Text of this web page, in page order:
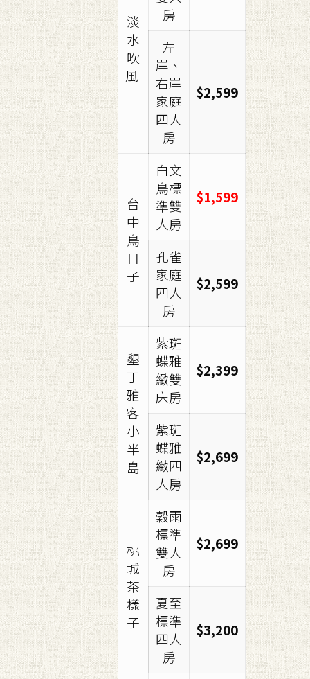
淡
水
吹
風
房
左
岸、
右岸
家庭
四人
房
$2,599
台
中
鳥
日
子
白文
鳥標
準雙
人房
$1,599
孔雀
家庭
四人
房
$2,599
墾
丁
雅
客
小
半
島
紫斑
蝶雅
緻雙
床房
$2,399
紫斑
蝶雅
緻四
人房
$2,699
桃
城
茶
樣
子
穀雨
標準
雙人
房
$2,699
夏至
標準
四人
房
$3,200